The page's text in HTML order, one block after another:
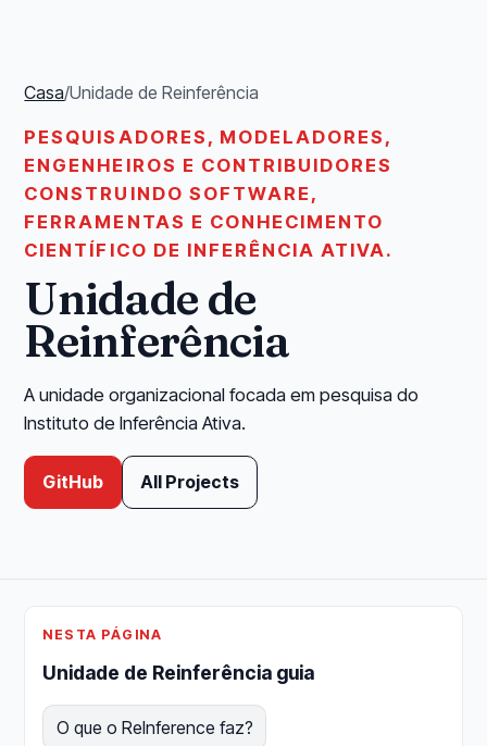
Casa/Unidade de Reinferência
PESQUISADORES, MODELADORES,
ENGENHEIROS E CONTRIBUIDORES
CONSTRUINDO SOFTWARE,
FERRAMENTAS E CONHECIMENTO
CIENTÍFICO DE INFERÊNCIA ATIVA.
Unidade de
Reinferência
A unidade organizacional focada em pesquisa do
Instituto de Inferência Ativa.
GitHub All Projects
NESTA PÁGINA
Unidade de Reinferência guia
O que o ReInference faz?